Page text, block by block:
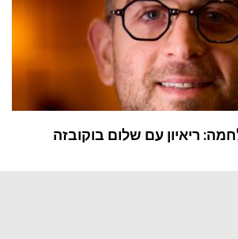
ריאיון עם שלום בוקובזה